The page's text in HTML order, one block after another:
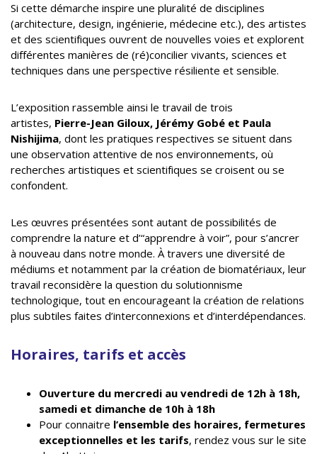
Si cette démarche inspire une pluralité de disciplines
(architecture, design, ingénierie, médecine etc.), des artistes
et des scientifiques ouvrent de nouvelles voies et explorent
différentes manières de (ré)concilier vivants, sciences et
techniques dans une perspective résiliente et sensible.
L’exposition rassemble ainsi le travail de trois
artistes, Pierre-Jean Giloux, Jérémy Gobé et Paula
Nishijima, dont les pratiques respectives se situent dans
une observation attentive de nos environnements, où
recherches artistiques et scientifiques se croisent ou se
confondent.
Les œuvres présentées sont autant de possibilités de
comprendre la nature et d’“apprendre à voir”, pour s’ancrer
à nouveau dans notre monde. À travers une diversité de
médiums et notamment par la création de biomatériaux, leur
travail reconsidère la question du solutionnisme
technologique, tout en encourageant la création de relations
plus subtiles faites d’interconnexions et d’interdépendances.
Horaires, tarifs et accès
Ouverture du mercredi au vendredi de 12h à 18h,
samedi et dimanche de 10h à 18h
Pour connaitre l’ensemble des horaires, fermetures
exceptionnelles et les tarifs, rendez vous sur le site